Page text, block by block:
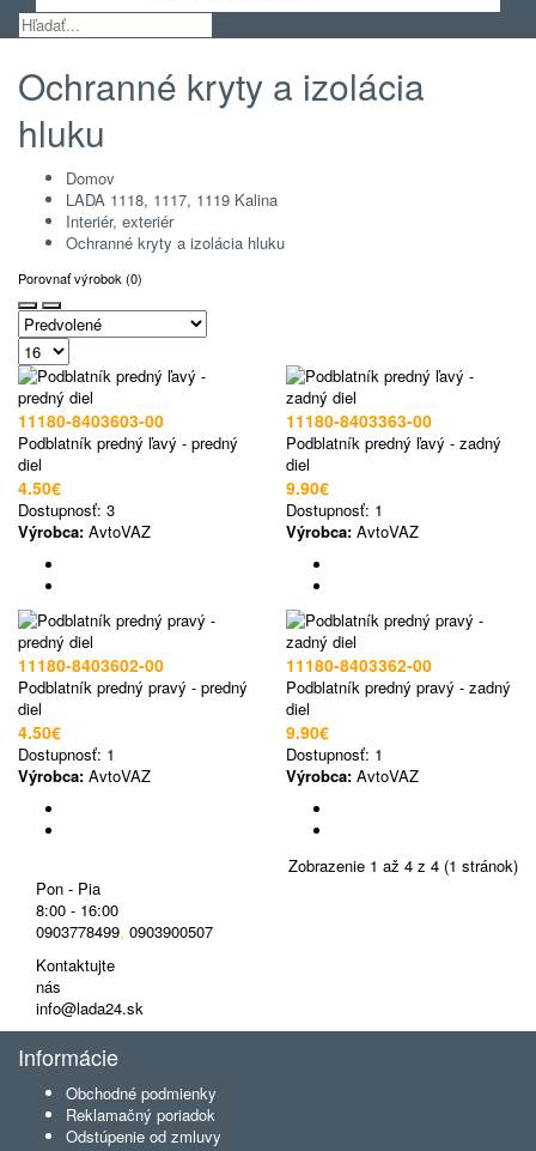
Ochranné kryty a izolácia
hluku
Domov
LADA 1118, 1117, 1119 Kalina
Interiér, exteriér
Ochranné kryty a izolácia hluku
Porovnať výrobok (0)
11180-8403603-00
Podblatník predný ľavý - predný
diel
4.50€
Dostupnosť: 3
Výrobca: AvtoVAZ
11180-8403363-00
Podblatník predný ľavý - zadný
diel
9.90€
Dostupnosť: 1
Výrobca: AvtoVAZ
11180-8403602-00
Podblatník predný pravý - predný
diel
4.50€
Dostupnosť: 1
Výrobca: AvtoVAZ
11180-8403362-00
Podblatník predný pravý - zadný
diel
9.90€
Dostupnosť: 1
Výrobca: AvtoVAZ
Zobrazenie 1 až 4 z 4 (1 stránok)
Pon - Pia
8:00 - 16:00
0903778499, 0903900507
Kontaktujte
nás
info@lada24.sk
Informácie
Obchodné podmienky
Reklamačný poriadok
Odstúpenie od zmluvy